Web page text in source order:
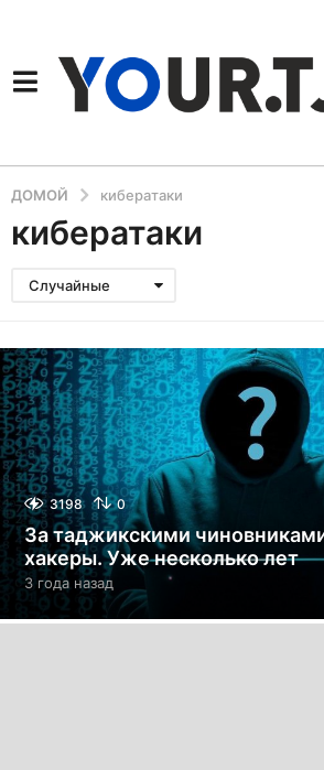
ДОМОЙ кибератаки
кибератаки
Случайные
3198 0
За таджикскими
хакеры. Уже несколько лет
3 года назад
г
о